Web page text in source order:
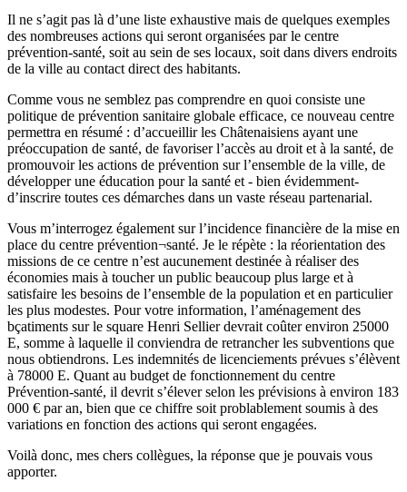
Il ne s’agit pas là d’une liste exhaustive mais de quelques exemples
des nombreuses actions qui seront organisées par le centre
prévention-santé, soit au sein de ses locaux, soit dans divers endroits
de la ville au contact direct des habitants.
Comme vous ne semblez pas comprendre en quoi consiste une
politique de prévention sanitaire globale efficace, ce nouveau centre
permettra en résumé : d’accueillir les Châtenaisiens ayant une
préoccupation de santé, de favoriser l’accès au droit et à la santé, de
promouvoir les actions de prévention sur l’ensemble de la ville, de
développer une éducation pour la santé et - bien évidemment-
d’inscrire toutes ces démarches dans un vaste réseau partenarial.
Vous m’interrogez également sur l’incidence financière de la mise en
place du centre prévention¬santé. Je le répète : la réorientation des
missions de ce centre n’est aucunement destinée à réaliser des
économies mais à toucher un public beaucoup plus large et à
satisfaire les besoins de l’ensemble de la population et en particulier
les plus modestes. Pour votre information, l’aménagement des
bçatiments sur le square Henri Sellier devrait coûter environ 25000
E, somme à laquelle il conviendra de retrancher les subventions que
nous obtiendrons. Les indemnités de licenciements prévues s’élèvent
à 78000 E. Quant au budget de fonctionnement du centre
Prévention-santé, il devrit s’élever selon les prévisions à environ 183
000 € par an, bien que ce chiffre soit problablement soumis à des
variations en fonction des actions qui seront engagées.
Voilà donc, mes chers collègues, la réponse que je pouvais vous
apporter.